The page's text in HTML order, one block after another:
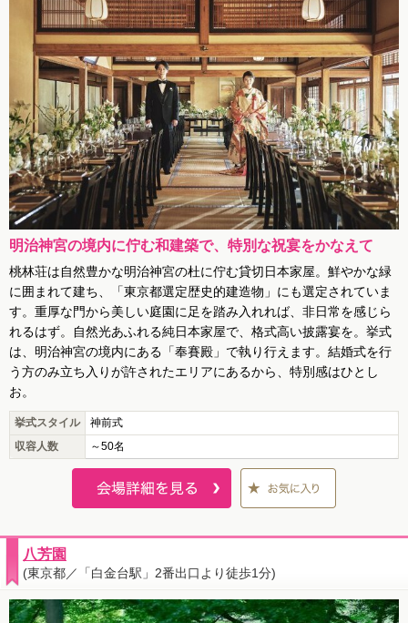
明治神宮の境内に佇む和建築で、特別な祝宴をかなえて
桃林荘は自然豊かな明治神宮の杜に佇む貸切日本家屋。鮮やかな緑
に囲まれて建ち、「東京都選定歴史的建造物」にも選定されていま
す。重厚な門から美しい庭園に足を踏み入れれば、非日常を感じら
れるはず。自然光あふれる純日本家屋で、格式高い披露宴を。挙式
は、明治神宮の境内にある「奉賽殿」で執り行えます。結婚式を行
う方のみ立ち入りが許されたエリアにあるから、特別感はひとし
お。
挙式スタイル
神前式
収容人数
～50名
八芳園
(東京都／「白金台駅」2番出口より徒歩1分)